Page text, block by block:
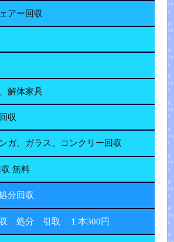
アー回収
解体家具
収
ガ、ガラス、コンクリー回収
無料
分回収
収 処分 引取 １本300円